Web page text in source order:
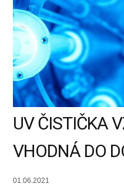
UV ČISTIČKA
VHODNÁ DO
01.06.2021